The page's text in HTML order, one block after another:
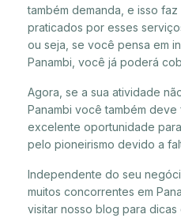
também demanda, e isso
praticados por esses
ou seja, se você pensa em
Panambi, você já poderá
Agora, se a sua atividade
Panambi você também
excelente oportunidade
pelo pioneirismo devido a
Independente do seu
muitos concorrentes em
visitar nosso blog para